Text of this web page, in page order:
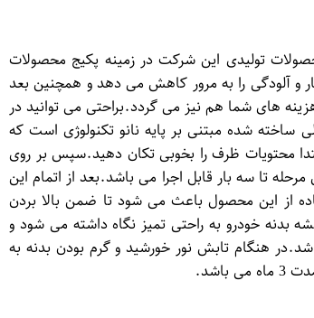
تولیدی این شرکت در زمینه پکیج محصولات
و آلودگی را به مرور کاهش می دهد و همچنین بعد
های شما هم نیز می گردد.براحتی می توانید در
ساخته شده مبتنی بر پایه نانو تکنولوژی است که
محتویات ظرف را بخوبی تکان دهید.سپس بر روی
تا سه بار قابل اجرا می باشد.بعد از اتمام این
از این محصول باعث می شود تا ضمن بالا بردن
خودرو به راحتی تمیز نگاه داشته می شود و
هنگام تابش نور خورشید و گرم بودن بدنه به